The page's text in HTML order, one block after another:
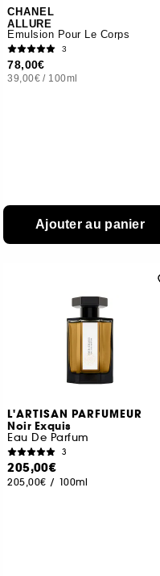
CHANEL
ALLURE
Émulsion Pour Le Corps
3
78,00€
39,00€ / 100ml
Ajouter au panier
L'ARTISAN PARFUMEUR
Noir Exquis
Eau De Parfum
3
205,00€
205,00€ / 100ml